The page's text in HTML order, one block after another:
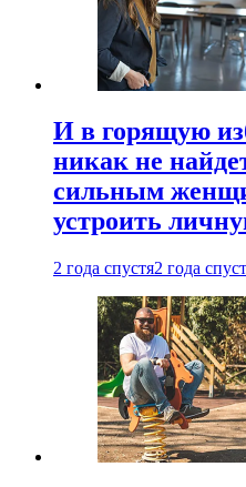
И в горящую
никак не
сильным
устроить
2 года спустя2 года